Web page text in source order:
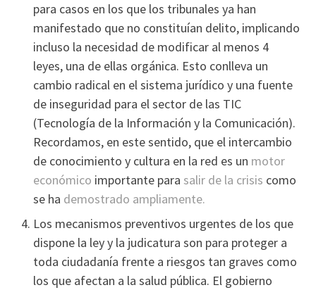
para casos en los que los tribunales ya han
manifestado que no constituí­an delito, implicando
incluso la necesidad de modificar al menos 4
leyes, una de ellas orgánica. Esto conlleva un
cambio radical en el sistema jurí­dico y una fuente
de inseguridad para el sector de las TIC
(Tecnologí­a de la Información y la Comunicación).
Recordamos, en este sentido, que el intercambio
de conocimiento y cultura en la red es un motor
económico importante para salir de la crisis como
se ha demostrado ampliamente.
Los mecanismos preventivos urgentes de los que
dispone la ley y la judicatura son para proteger a
toda ciudadaní­a frente a riesgos tan graves como
los que afectan a la salud pública. El gobierno